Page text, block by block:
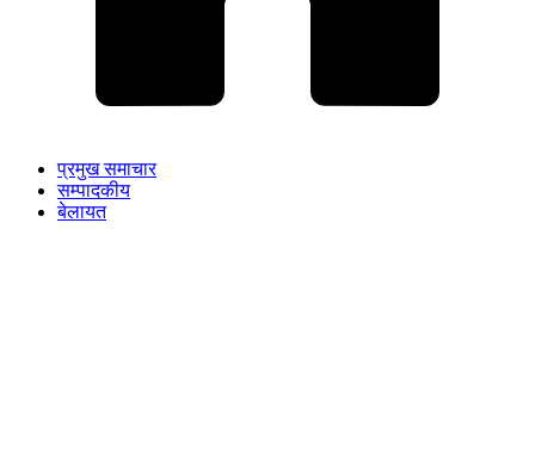
प्रमुख समाचार
सम्पादकीय
बेलायत